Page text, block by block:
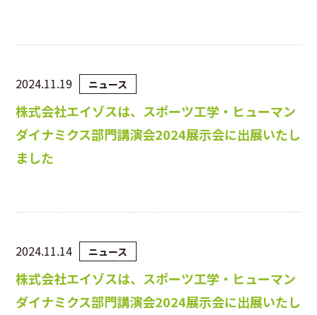
2024.11.19 ニュース
株式会社エイゾスは、スポーツ工学・ヒューマン
ダイナミクス部門講演会2024展示会に出展いたし
ました
2024.11.14 ニュース
株式会社エイゾスは、スポーツ工学・ヒューマン
ダイナミクス部門講演会2024展示会に出展いたし